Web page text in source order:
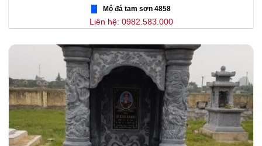
Mộ đá tam sơn 4858
Liên hệ: 0982.583.000